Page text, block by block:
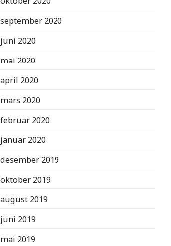
september 2020
juni 2020
mai 2020
april 2020
mars 2020
februar 2020
januar 2020
desember 2019
oktober 2019
august 2019
juni 2019
mai 2019